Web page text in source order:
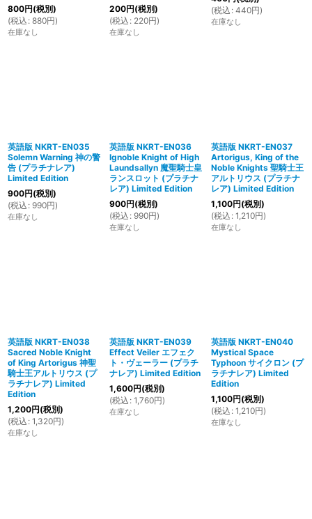
800円(税別)
(税込 : 880円)
在庫なし
200円(税別)
(税込 : 220円)
在庫なし
(税込 : 440円)
在庫なし
英語版 NKRT-EN035
Solemn Warning 神の警
告 (プラチナレア)
Limited Edition
900円(税別)
(税込 : 990円)
在庫なし
英語版 NKRT-EN036
Ignoble Knight of High
Laundsallyn 魔聖騎士皇
ランスロット (プラチナ
レア) Limited Edition
900円(税別)
(税込 : 990円)
在庫なし
英語版 NKRT-EN037
Artorigus, King of the
Noble Knights 聖騎士王
アルトリウス (プラチナ
レア) Limited Edition
1,100円(税別)
(税込 : 1,210円)
在庫なし
英語版 NKRT-EN038
Sacred Noble Knight
of King Artorigus 神聖
騎士王アルトリウス (プ
ラチナレア) Limited
Edition
1,200円(税別)
(税込 : 1,320円)
在庫なし
英語版 NKRT-EN039
Effect Veiler エフェク
ト・ヴェーラー (プラチ
ナレア) Limited Edition
1,600円(税別)
(税込 : 1,760円)
在庫なし
英語版 NKRT-EN040
Mystical Space
Typhoon サイクロン (プ
ラチナレア) Limited
Edition
1,100円(税別)
(税込 : 1,210円)
在庫なし